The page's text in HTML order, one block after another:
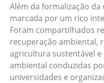
Além da formalização
marcada por um rico
Foram compartilhados
recuperação ambiental,
agricultura sustentável e
ambiental conduzidas
universidades e